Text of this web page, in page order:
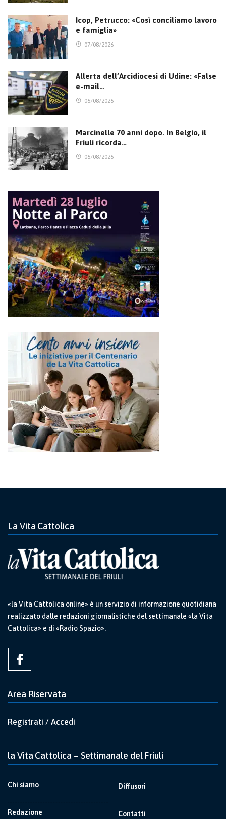
Icop, Petrucco: «Così conciliamo lavoro
e famiglia»
07/08/2026
Allerta dell’Arcidiocesi di Udine: «False
e-mail…
06/08/2026
Marcinelle 70 anni dopo. In Belgio, il
Friuli ricorda…
06/08/2026
La Vita Cattolica
«la Vita Cattolica online» è un servizio di informazione quotidiana
realizzato dalle redazioni giornalistiche del settimanale «la Vita
Cattolica» e di «Radio Spazio».
Area Riservata
Registrati / Accedi
la Vita Cattolica – Settimanale del Friuli
Chi siamo
Redazione
Diffusori
Contatti